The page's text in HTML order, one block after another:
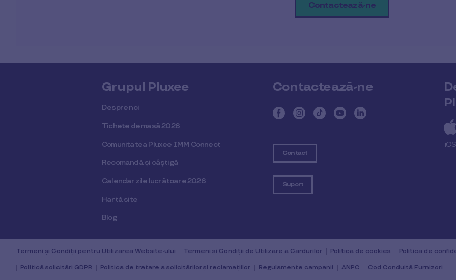
Contactează-ne
Grupul Pluxee
Despre noi
Tichete de masă 2026
Comunitatea Pluxee IMM Connect
Recomandă și câștigă
Calendar zile lucrătoare 2026
Hartă site
Blog
Contactează-ne
Contact
Suport
iOS
Termeni și Condiții pentru Utilizarea Website-ului Termeni și Condiții de Utilizare a Cardurilor Politică de cookies Politică de
Politică solicitări GDPR Politica de tratare a solicitărilor și reclamațiilor Regulamente campanii ANPC Cod Conduită Furnizori